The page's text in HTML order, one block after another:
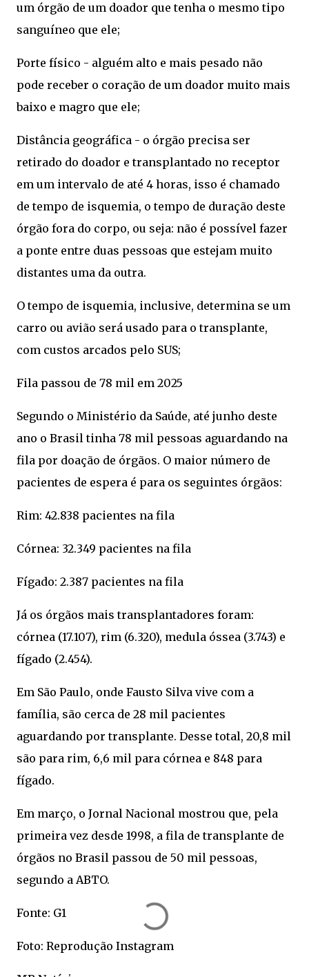
um órgão de um doador que tenha o mesmo tipo
sanguíneo que ele;
Porte físico - alguém alto e mais pesado não
pode receber o coração de um doador muito mais
baixo e magro que ele;
Distância geográfica - o órgão precisa ser
retirado do doador e transplantado no receptor
em um intervalo de até 4 horas, isso é chamado
de tempo de isquemia, o tempo de duração deste
órgão fora do corpo, ou seja: não é possível fazer
a ponte entre duas pessoas que estejam muito
distantes uma da outra.
O tempo de isquemia, inclusive, determina se um
carro ou avião será usado para o transplante,
com custos arcados pelo SUS;
Fila passou de 78 mil em 2025
Segundo o Ministério da Saúde, até junho deste
ano o Brasil tinha 78 mil pessoas aguardando na
fila por doação de órgãos. O maior número de
pacientes de espera é para os seguintes órgãos:
Rim: 42.838 pacientes na fila
Córnea: 32.349 pacientes na fila
Fígado: 2.387 pacientes na fila
Já os órgãos mais transplantadores foram:
córnea (17.107), rim (6.320), medula óssea (3.743) e
fígado (2.454).
Em São Paulo, onde Fausto Silva vive com a
família, são cerca de 28 mil pacientes
aguardando por transplante. Desse total, 20,8 mil
são para rim, 6,6 mil para córnea e 848 para
fígado.
Em março, o Jornal Nacional mostrou que, pela
primeira vez desde 1998, a fila de transplante de
órgãos no Brasil passou de 50 mil pessoas,
segundo a ABTO.
Fonte: G1
Foto: Reprodução Instagram